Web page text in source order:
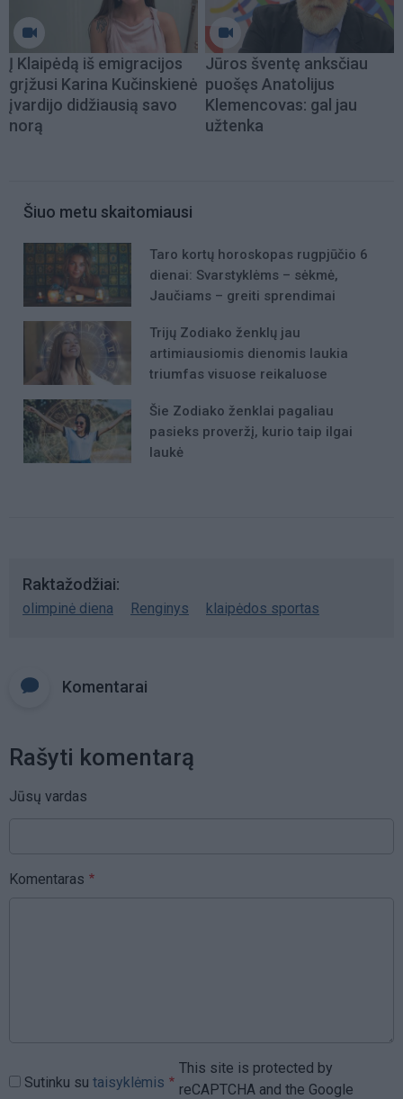
Į Klaipėdą iš emigracijos
grįžusi Karina Kučinskienė
įvardijo didžiausią savo
norą
Jūros šventę anksčiau
puošęs Anatolijus
Klemencovas: gal jau
užtenka
Šiuo metu skaitomiausi
Taro kortų horoskopas rugpjūčio 6
dienai: Svarstyklėms – sėkmė,
Jaučiams – greiti sprendimai
Trijų Zodiako ženklų jau
artimiausiomis dienomis laukia
triumfas visuose reikaluose
Šie Zodiako ženklai pagaliau
pasieks proveržį, kurio taip ilgai
laukė
Raktažodžiai
olimpinė diena Renginys klaipėdos sportas
Komentarai
Rašyti komentarą
Jūsų vardas
Komentaras
Sutinku su taisyklėmis
This site is protected by
reCAPTCHA and the Google